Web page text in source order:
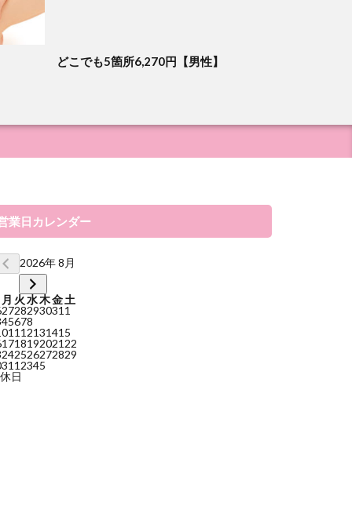
どこでも5箇所6,270円【男性】
業日カレンダー
2026年 8月
月 火水木金土
2728293031 1
45678
11 12131415
1718192021 22
242526272829
31 1 2345
日